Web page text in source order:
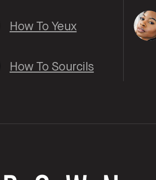
How To Yeux
How To Sourcils